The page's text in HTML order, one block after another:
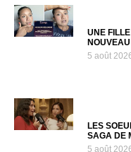
UNE
5 août
LES
SAGA DE
5 août